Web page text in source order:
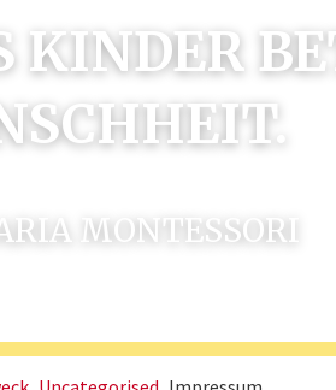
KINDER
MONTESSORI